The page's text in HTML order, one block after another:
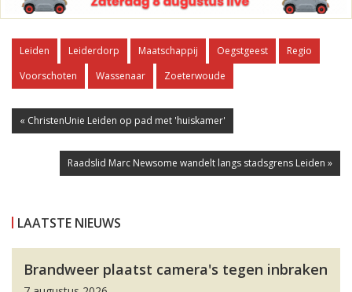
Leiden Leiderdorp Maatschappij Oegstgeest
Regio
Voorschoten
Wassenaar Zoeterwoude
« ChristenUnie Leiden op pad met 'huiskamer'
Raadslid Marc Newsome wandelt langs stadsgrens Leiden »
LAATSTE NIEUWS
Brandweer plaatst camera's tegen inbraken